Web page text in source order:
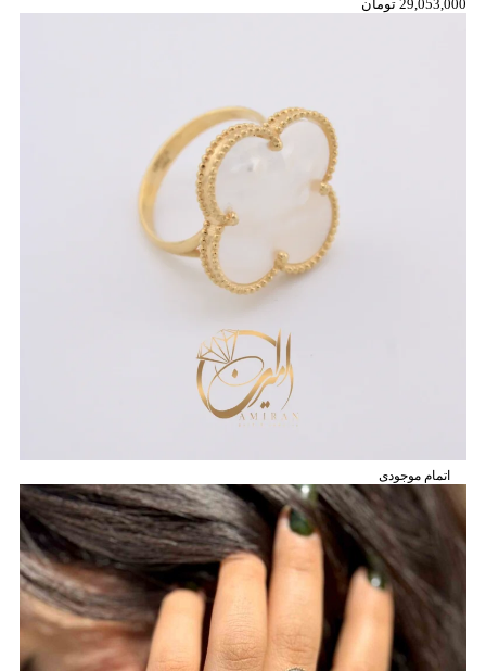
29,053,000 تومان
اتمام موجودی